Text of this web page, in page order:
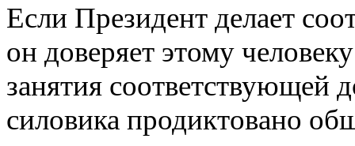
Если Президент делает
он доверяет этому
занятия соответствующей
силовика продиктовано